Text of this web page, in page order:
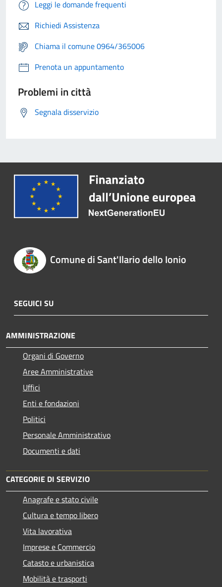
Leggi le domande frequenti
Richiedi Assistenza
Chiama il comune 0964/365006
Prenota un appuntamento
Problemi in città
Segnala disservizio
Comune di Sant'Ilario dello Ionio
SEGUICI SU
AMMINISTRAZIONE
Organi di Governo
Aree Amministrative
Uffici
Enti e fondazioni
Politici
Personale Amministrativo
Documenti e dati
CATEGORIE DI SERVIZIO
Anagrafe e stato civile
Cultura e tempo libero
Vita lavorativa
Imprese e Commercio
Catasto e urbanistica
Mobilità e trasporti